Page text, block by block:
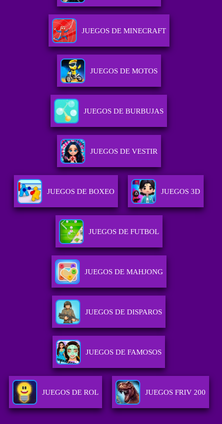
JUEGOS DE MINECRAFT
JUEGOS DE MOTOS
JUEGOS DE BURBUJAS
JUEGOS DE VESTIR
JUEGOS DE BOXEO JUEGOS 3D
JUEGOS DE FUTBOL
JUEGOS DE MAHJONG
JUEGOS DE DISPAROS
JUEGOS DE FAMOSOS
JUEGOS DE ROL JUEGOS FRIV 200